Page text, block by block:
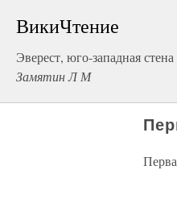
ВикиЧтение
Эверест, юго-западная стена
Замятин Л М